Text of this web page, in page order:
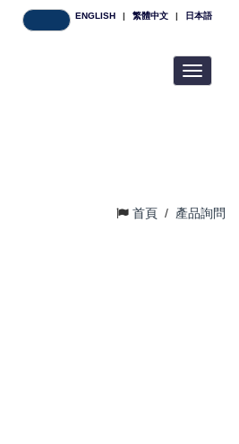
ENGLISH | 繁體中文 | 日本語
Toggle
首頁 / 產品詢問